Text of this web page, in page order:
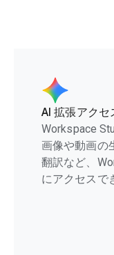
AI 拡張アクセ
Workspace
画像や動画の
翻訳など、
にアクセスで